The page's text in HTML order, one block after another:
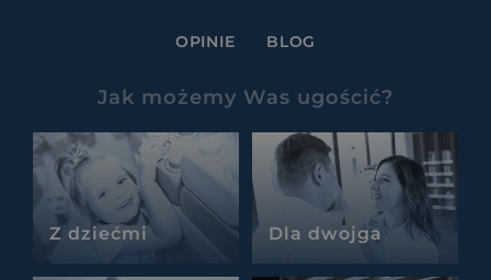
OPINIE BLOG
Jak możemy Was ugościć?
Z dziećmi Dla dwojga